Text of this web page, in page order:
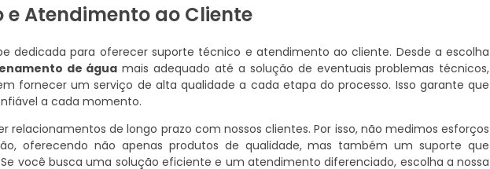
e Atendimento ao Cliente
dedicada para oferecer suporte técnico e atendimento ao cliente. Desde a escolha
de água mais adequado até a solução de eventuais problemas técnicos,
fornecer um serviço de alta qualidade a cada etapa do processo. Isso garante que
a cada momento.
relacionamentos de longo prazo com nossos clientes. Por isso, não medimos esforços
oferecendo não apenas produtos de qualidade, mas também um suporte que
você busca uma solução eficiente e um atendimento diferenciado, escolha a nossa